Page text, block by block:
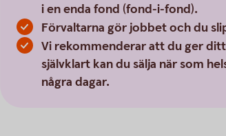
i en enda fond (fond-i-fond).
Förvaltarna gör jobbet och du
Vi rekommenderar att du ger
självklart kan du sälja när som
några dagar.